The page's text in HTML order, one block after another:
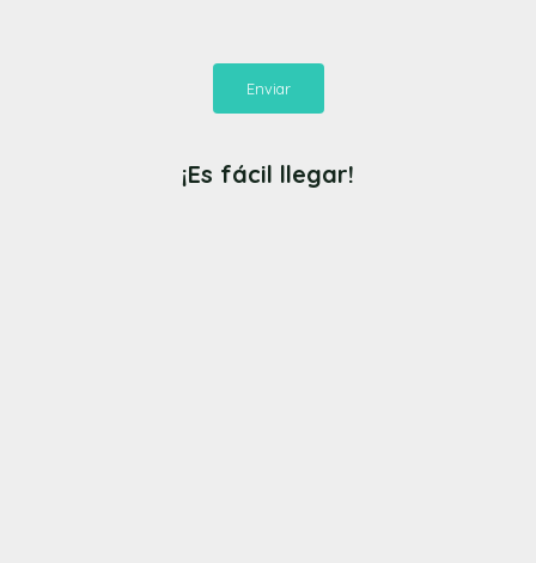
Enviar
¡Es fácil llegar!